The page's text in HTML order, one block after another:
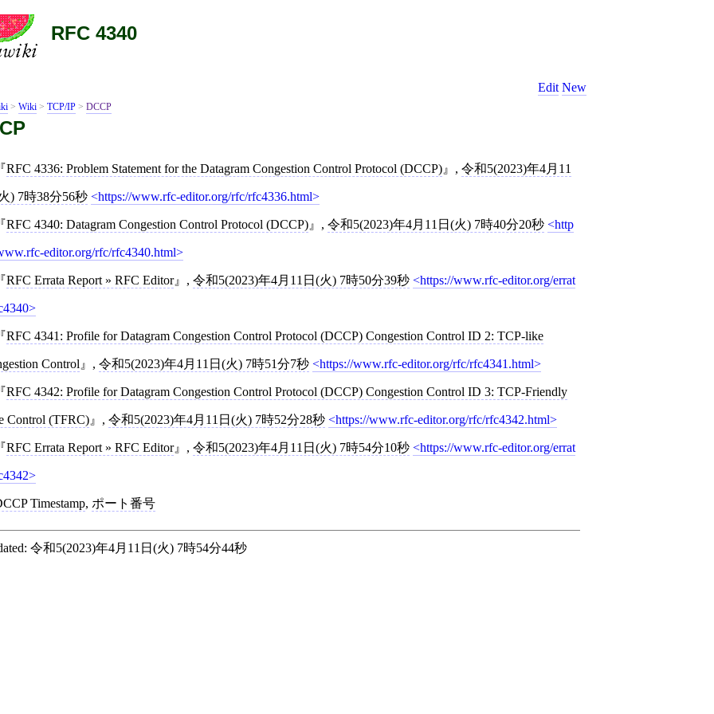
RFC 4340
Edit New
> Wiki > TCP/IP > DCCP
RFC 4336: Problem Statement for the Datagram Congestion Control Protocol (DCCP) , 令和5(2023)年4月11
) 7時38分56秒 https://www.rfc-editor.org/rfc/rfc4336.html
RFC 4340: Datagram Congestion Control Protocol (DCCP) , 令和5(2023)年4月11日(火) 7時40分20秒 http
editor.org/rfc/rfc4340.html
RFC Errata Report » RFC Editor , 令和5(2023)年4月11日(火) 7時50分39秒 https://www.rfc-editor.org/errat
RFC 4341: Profile for Datagram Congestion Control Protocol (DCCP) Congestion Control ID 2: TCP-like
Control , 令和5(2023)年4月11日(火) 7時51分7秒 https://www.rfc-editor.org/rfc/rfc4341.html
RFC 4342: Profile for Datagram Congestion Control Protocol (DCCP) Congestion Control ID 3: TCP-Friendly
Control (TFRC) , 令和5(2023)年4月11日(火) 7時52分28秒 https://www.rfc-editor.org/rfc/rfc4342.html
RFC Errata Report » RFC Editor , 令和5(2023)年4月11日(火) 7時54分10秒 https://www.rfc-editor.org/errat
Timestamp, ポート番号
令和5(2023)年4月11日(火) 7時54分44秒